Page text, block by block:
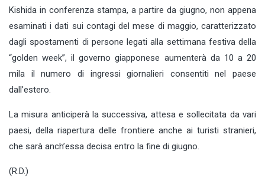
Kishida in conferenza stampa, a partire da giugno, non appena
esaminati i dati sui contagi del mese di maggio, caratterizzato
dagli spostamenti di persone legati alla settimana festiva della
“golden week”, il governo giapponese aumenterà da 10 a 20
mila il numero di ingressi giornalieri consentiti nel paese
dall’estero.
La misura anticiperà la successiva, attesa e sollecitata da vari
paesi, della riapertura delle frontiere anche ai turisti stranieri,
che sarà anch’essa decisa entro la fine di giugno.
(R.D.)